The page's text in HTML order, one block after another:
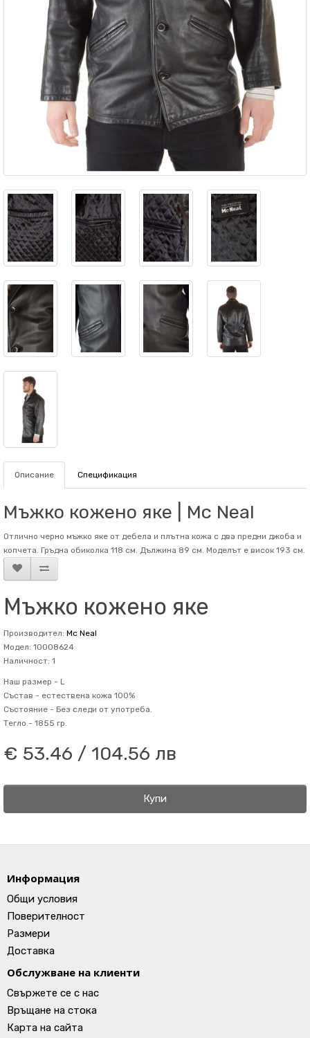
Описание Спецификация
Мъжко кожено яке | Mc Neal
Отлично черно мъжко яке от дебела и плътна кожа с два предни джоба и
копчета. Гръдна обиколка 118 см. Дължина 89 см. Mоделът е висок 193 см.
Мъжко кожено яке
Производител: Mc Neal
Модел: 10008624
Наличност: 1
Наш размер - L
Състав - естествена кожа 100%
Състояние - Без следи от употреба.
Тегло - 1855 гр.
€ 53.46 / 104.56 лв
Купи
Информация
Общи условия
Поверителност
Размери
Доставка
Обслужване на клиенти
Свържете се с нас
Връщане на стока
Карта на сайта